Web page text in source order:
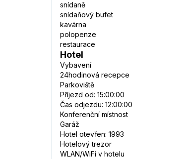
snídaně
snídaňový bufet
kavárna
polopenze
restaurace
Hotel
Vybavení
24hodinová recepce
Parkoviště
Příjezd od: 15:00:00
Čas odjezdu: 12:00:00
Konferenční místnost
Garáž
Hotel otevřen: 1993
Hotelový trezor
WLAN/WiFi v hotelu